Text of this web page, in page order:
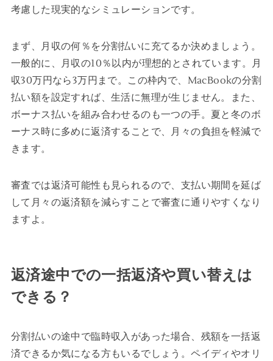
考慮した現実的なシミュレーションです。
まず、月収の何％を分割払いに充てるか決めましょう。
一般的に、月収の10％以内が理想的とされています。月
収30万円なら3万円まで。この枠内で、MacBookの分割
払い額を設定すれば、生活に無理が生じません。また、
ボーナス払いを組み合わせるのも一つの手。夏と冬のボ
ーナス時に多めに返済することで、月々の負担を軽減で
きます。
審査では返済可能性も見られるので、支払い期間を延ば
して月々の返済額を減らすことで審査に通りやすくなり
ますよ。
返済途中での一括返済や買い替えは
できる？
分割払いの途中で臨時収入があった場合、残額を一括返
済できるか気になる方もいるでしょう。ペイディやオリ